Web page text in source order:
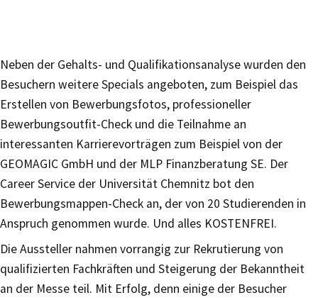
Neben der Gehalts- und Qualifikationsanalyse wurden den
Besuchern weitere Specials angeboten, zum Beispiel das
Erstellen von Bewerbungsfotos, professioneller
Bewerbungsoutfit-Check und die Teilnahme an
interessanten Karrierevorträgen zum Beispiel von der
GEOMAGIC GmbH und der MLP Finanzberatung SE. Der
Career Service der Universität Chemnitz bot den
Bewerbungsmappen-Check an, der von 20 Studierenden in
Anspruch genommen wurde. Und alles KOSTENFREI.
Die Aussteller nahmen vorrangig zur Rekrutierung von
qualifizierten Fachkräften und Steigerung der Bekanntheit
an der Messe teil. Mit Erfolg, denn einige der Besucher